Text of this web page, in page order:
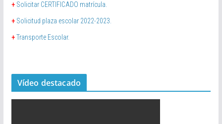
+ Solicitar CERTIFICADO matrícula.
+ Solicitud plaza escolar 2022-2023.
+Transporte Escolar.
Vídeo destacado